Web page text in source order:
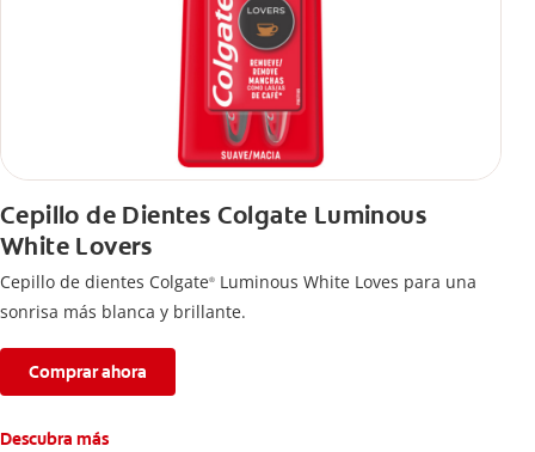
Cepillo de Dientes Colgate Luminous
White Lovers
Cepillo de dientes Colgate® Luminous White Loves para una
sonrisa más blanca y brillante.
Comprar ahora
Descubra más